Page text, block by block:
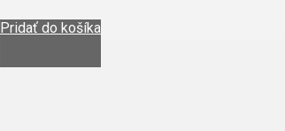
Pridať do košíka